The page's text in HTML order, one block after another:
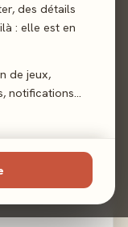
des détails
: elle est en
de jeux,
notifications…